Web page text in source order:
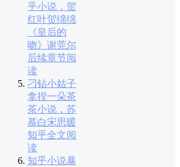
乎小说，贺
红叶贺绵绵
《皇后的
吻》谢莞尔
后续章节阅
读
刁钻小姑子
拿捏一朵茶
茶小说，苏
慕白宋思暖
知乎全文阅
读
知乎小说暴